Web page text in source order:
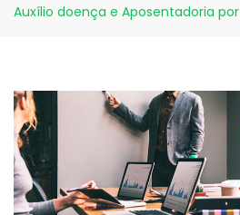
Auxílio doença e Aposentadoria